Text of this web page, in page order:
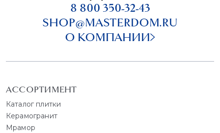
8 800 350-32-43
SHOP@MASTERDOM.RU
О КОМПАНИИ
АССОРТИМЕНТ
Каталог плитки
Керамогранит
Мрамор